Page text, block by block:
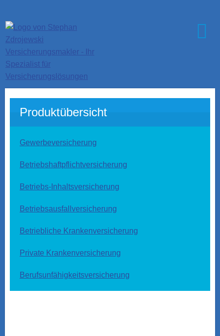
Produktübersicht
Gewerbeversicherung
Betriebshaftpflichtversicherung
Betriebs-Inhaltsversicherung
Betriebsausfallversicherung
Betriebliche Kranken­ver­si­che­rung
Private Kranken­ver­si­che­rung
Berufs­unfähig­keitsversicherung